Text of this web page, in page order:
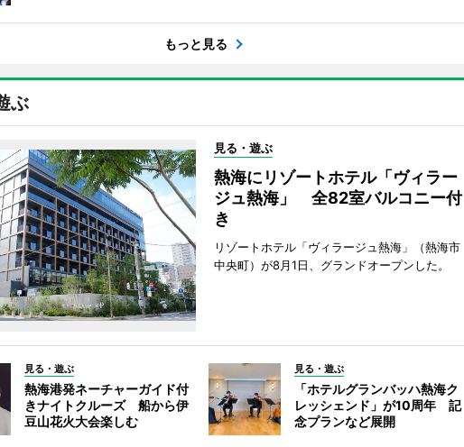
もっと見る
ぶ
見る・遊ぶ
熱海にリゾートホテル「ヴィラー
ジュ熱海」 全82室バルコニー付
き
リゾートホテル「ヴィラージュ熱海」（熱海市
中央町）が8月1日、グランドオープンした。
見る・遊ぶ
熱海港発ネーチャーガイド付
きナイトクルーズ 船から伊
豆山花火大会楽しむ
見る・遊ぶ
「ホテルグランバッハ熱海ク
レッシェンド」が10周年 記
念プランなど展開